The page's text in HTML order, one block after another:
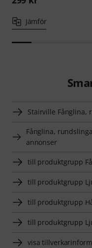
Jämför
Stairville Fånglina,
Fånglina,
annonser
till produktgrupp
till produktgrupp
till produktgrupp
till produktgrupp
visa